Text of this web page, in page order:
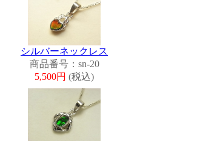
シルバーネックレス
商品番号：sn-20
5,500円 (税込)